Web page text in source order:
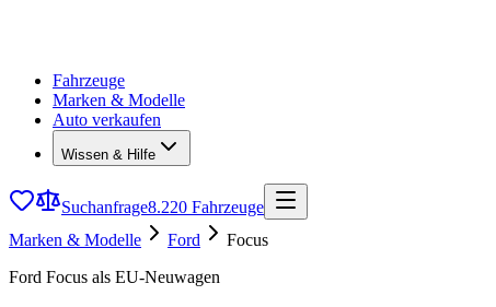
Fahrzeuge
Marken & Modelle
Auto verkaufen
Wissen & Hilfe
Suchanfrage8.220 Fahrzeuge
Marken & Modelle
Ford
Focus
Ford Focus als EU-Neuwagen